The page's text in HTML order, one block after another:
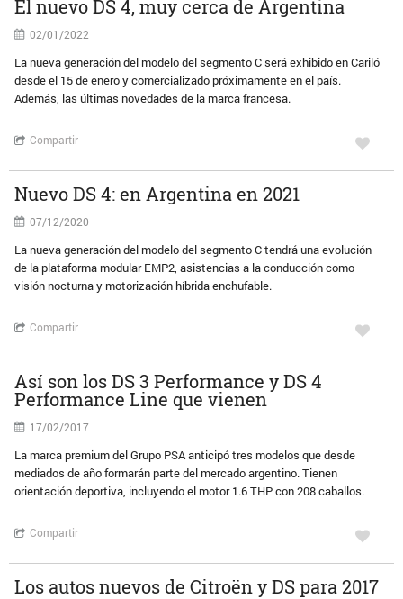
El nuevo DS 4, muy cerca de Argentina
02/01/2022
La nueva generación del modelo del segmento C será exhibido en Cariló
desde el 15 de enero y comercializado próximamente en el país.
Además, las últimas novedades de la marca francesa.
Compartir
Nuevo DS 4: en Argentina en 2021
07/12/2020
La nueva generación del modelo del segmento C tendrá una evolución
de la plataforma modular EMP2, asistencias a la conducción como
visión nocturna y motorización híbrida enchufable.
Compartir
Así son los DS 3 Performance y DS 4
Performance Line que vienen
17/02/2017
La marca premium del Grupo PSA anticipó tres modelos que desde
mediados de año formarán parte del mercado argentino. Tienen
orientación deportiva, incluyendo el motor 1.6 THP con 208 caballos.
Compartir
Los autos nuevos de Citroën y DS para 2017